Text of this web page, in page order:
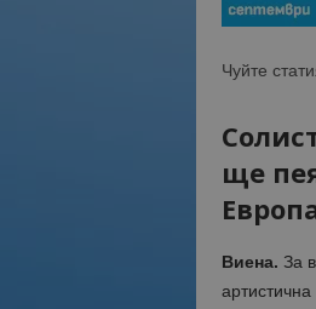
Чуйте
ще
Виена. За